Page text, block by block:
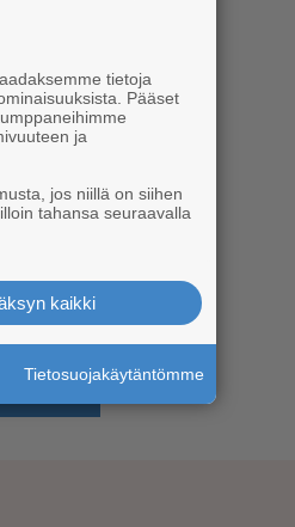
tietoja
Pääset
ja
jos niillä on siihen
tahansa seuraavalla
kaikki
Tietosuojakäytäntömme